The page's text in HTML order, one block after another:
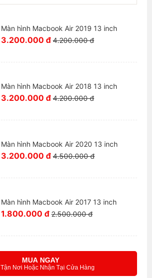
nhận bảo hành: màn hình không
bị dính nước, không có hoặc rách
Màn hình Macbook Air 2019 13 inch
3.200.000 đ 4.200.000 đ
Màn hình Macbook Air 2018 13 inch
3.200.000 đ 4.200.000 đ
Màn hình Macbook Air 2020 13 inch
3.200.000 đ 4.500.000 đ
Màn hình Macbook Air 2017 13 inch
1.800.000 đ 2.500.000 đ
MUA NGAY
Nơi Hoặc Nhận Tại Cửa Hàng